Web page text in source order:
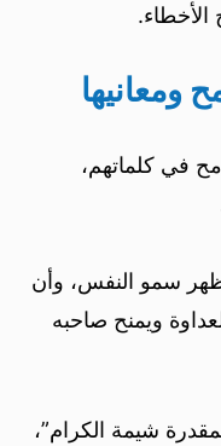
ومعانيها
في كلماتهم،
سمو النفس، وأن
ويمنح صاحبه
شيمة الكرام”،